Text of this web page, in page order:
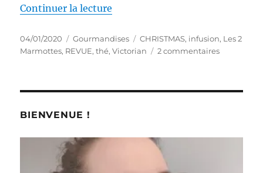
Continuer la lecture
Publié
le
04/01/2020 Catégories
Gourmandises Étiquettes
CHRISTMAS, infusion, Les 2
Marmottes, REVUE,thé,Victorian 2 commentairessur
#
BIENVENUE !